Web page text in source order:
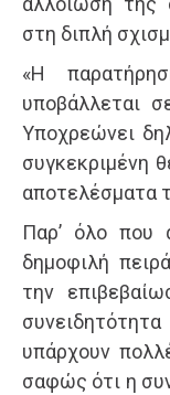
στη διπλή
«Η
υποβάλλεται
Υποχρεώνει
συγκεκριμένη
αποτελέσματα
Παρ’ όλο που
δημοφιλή
την
υπάρχουν
σαφώς ότι η